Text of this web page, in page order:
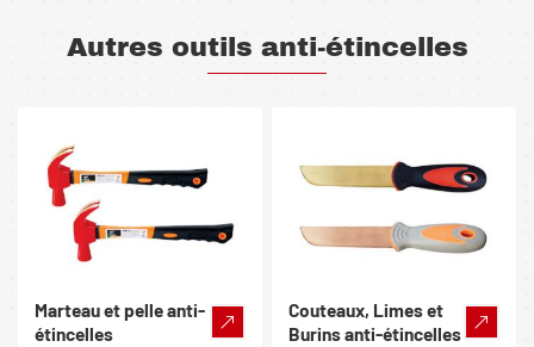
Autres outils anti-étincelles
Marteau et pelle anti-
étincelles
Couteaux, Limes et
Burins anti-étincelles